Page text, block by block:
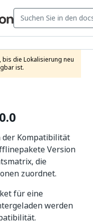
bis die Lokalisierung neu
ist.
Kompatibilität
Version
die
zuordnet.
für eine
werden